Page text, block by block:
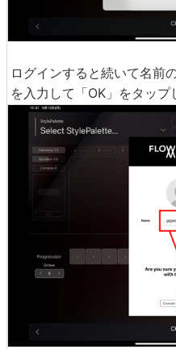
ログインすると続いて名前
を入力して「OK」をタップ